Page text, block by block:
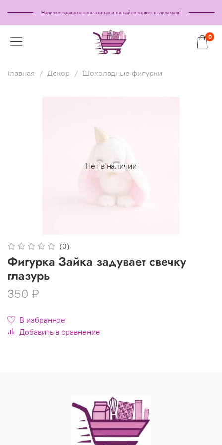
Наличие товаров в магазинах и на сайте может отличаться!
0
Главная Декор Шоколадные фигурки
Нет в наличии
(0)
Фигурка Зайка задувает свечку
глазурь
350 ₽
В избранное
Добавить в сравнение